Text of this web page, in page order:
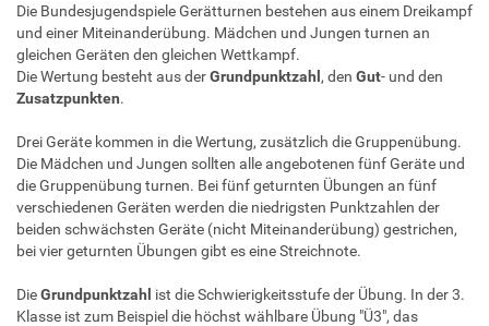
Die Bundesjugendspiele Gerätturnen bestehen aus einem Dreikampf
und einer Miteinanderübung. Mädchen und Jungen turnen an
gleichen Geräten den gleichen Wettkampf.
Die Wertung besteht aus derGrundpunktzahl , den Gut- und den
Zusatzpunkten.
Drei Geräte kommen in die Wertung, zusätzlich die Gruppenübung.
Die Mädchen und Jungen sollten alle angebotenen fünf Geräte und
die Gruppenübung turnen. Bei fünf geturnten Übungen an fünf
verschiedenen Geräten werden die niedrigsten Punktzahlen der
beiden schwächsten Geräte (nicht Miteinanderübung) gestrichen,
bei vier geturnten Übungen gibt es eine Streichnote.
DieGrundpunktzahl ist die Schwierigkeitsstufe der Übung. In der 3.
Klasse ist zum Beispiel die höchst wählbare Übung "Ü3", das